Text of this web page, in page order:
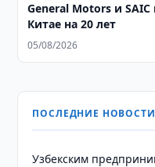
General Motors и
Китае на 20 лет
05/08/2026
ПОСЛЕДНИЕ НОВОСТИ
Узбекским